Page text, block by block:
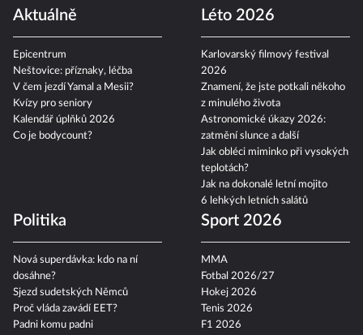
Aktuálně
Epicentrum
Neštovice: příznaky, léčba
V čem jezdí Yamal a Mesii?
Kvízy pro seniory
Kalendář úplňků 2026
Co je bodycount?
Léto 2026
Karlovarský filmový festival
2026
Znamení, že jste potkali někoho
z minulého života
Astronomické úkazy 2026:
zatmění slunce a další
Jak obléci miminko při vysokých
teplotách?
Jak na dokonalé letní mojito
6 lehkých letních salátů
Politika
Nová superdávka: kdo na ní
dosáhne?
Sjezd sudetských Němců
Proč vláda zavádí EET?
Padni komu padni
Sport 2026
MMA
Fotbal 2026/27
Hokej 2026
Tenis 2026
F1 2026